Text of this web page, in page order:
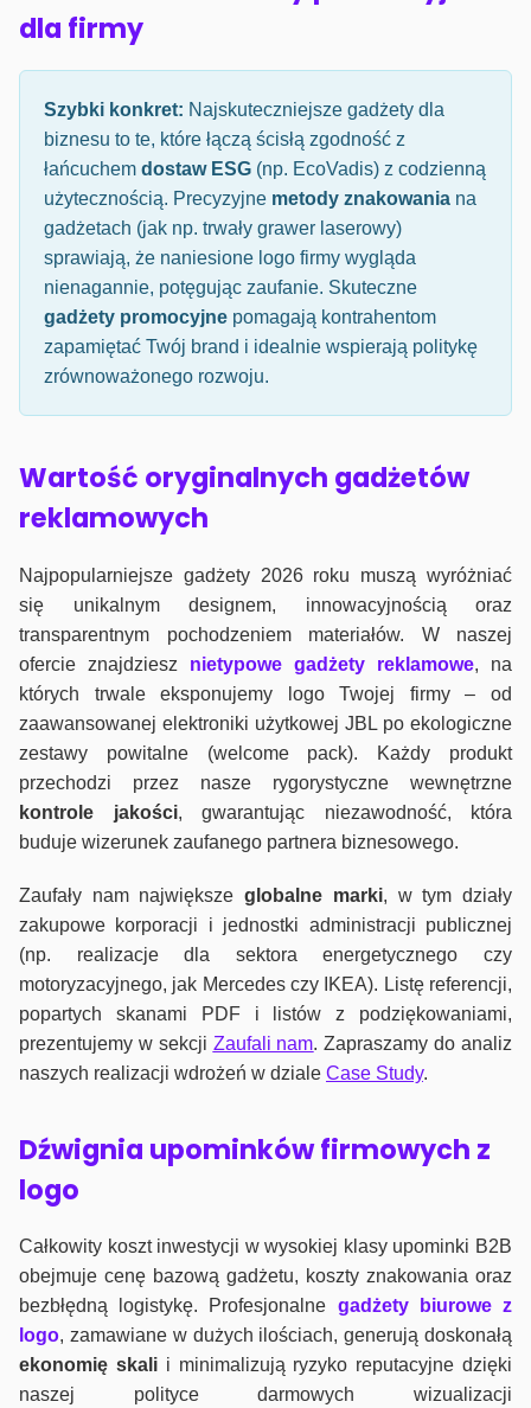
dla firmy
Szybki konkret: Najskuteczniejsze gadżety dla
biznesu to te, które łączą ścisłą zgodność z
łańcuchem dostaw ESG (np. EcoVadis) z codzienną
użytecznością. Precyzyjne metody znakowania na
gadżetach (jak np. trwały grawer laserowy)
sprawiają, że naniesione logo firmy wygląda
nienagannie, potęgując zaufanie. Skuteczne
gadżety promocyjne pomagają kontrahentom
zapamiętać Twój brand i idealnie wspierają politykę
zrównoważonego rozwoju.
Wartość oryginalnych gadżetów
reklamowych
Najpopularniejsze gadżety 2026 roku muszą wyróżniać
się unikalnym designem, innowacyjnością oraz
transparentnym pochodzeniem materiałów. W naszej
ofercie znajdziesz nietypowe gadżety reklamowe, na
których trwale eksponujemy logo Twojej firmy – od
zaawansowanej elektroniki użytkowej JBL po ekologiczne
zestawy powitalne (welcome pack). Każdy produkt
przechodzi przez nasze rygorystyczne wewnętrzne
kontrole jakości, gwarantując niezawodność, która
buduje wizerunek zaufanego partnera biznesowego.
Zaufały nam największeglobalne marki, w tym działy
zakupowe korporacji i jednostki administracji publicznej
(np. realizacje dla sektora energetycznego czy
motoryzacyjnego, jak Mercedes czy IKEA). Listę referencji,
popartych skanami PDF i listów z podziękowaniami,
prezentujemy w sekcji Zaufali nam. Zapraszamy do analiz
naszych realizacji wdrożeń w dziale Case Study.
Dźwignia upominków firmowych z
logo
Całkowity koszt inwestycji w wysokiej klasy upominki B2B
obejmuje cenę bazową gadżetu, koszty znakowania oraz
bezbłędną logistykę. Profesjonalne gadżety biurowe z
logo, zamawiane w dużych ilościach, generują doskonałą
ekonomię skalii minimalizują ryzyko reputacyjne dzięki
naszej polityce darmowych wizualizacji